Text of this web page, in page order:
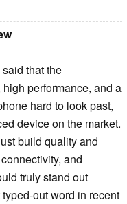
that the
performance, and a
hard to look past,
device on the market.
build quality and
and
truly stand out
out word in recent